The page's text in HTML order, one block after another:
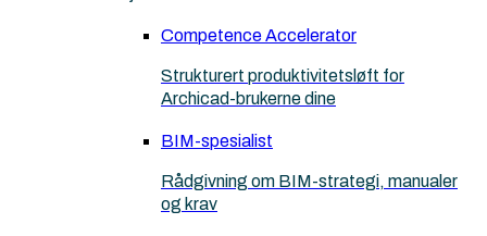
Competence Accelerator
Strukturert produktivitetsløft for
Archicad-brukerne dine
BIM-spesialist
Rådgivning om BIM-strategi, manualer
og krav